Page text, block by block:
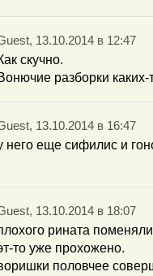
13.10.2014 в 12:47
скучно.
разборки
13.10.2014 в 16:47
него еще сифилис и
13.10.2014 в 18:07
рината
то уже прохожено.
половчее